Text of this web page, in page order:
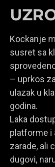
Kockanje
susret sa
– uprkos
ulazak u
godina.
Laka
platforme i
zarade, ali
dugovi,